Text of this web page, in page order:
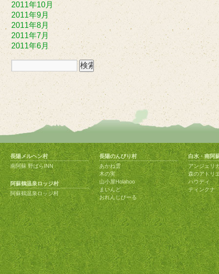
2011年10月
2011年9月
2011年8月
2011年7月
2011年6月
長陽メルヘン村
南阿蘇 野ばらINN
阿蘇鶴温泉ロッジ村
阿蘇鶴温泉ロッジ村
長陽のんびり村
あかね雲
木の実
山小屋Holahoo
まいんど
おれんじびーる
白水・南阿
アンジェリ
森のアトリ
ハウディ
ティンクナ